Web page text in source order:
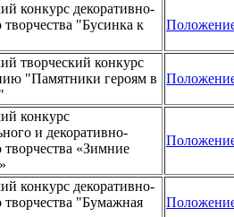
конкурс декоративно-
"Бусинка к
творческий конкурс
"Памятники героям в
конкурс
и декоративно-
творчества «Зимние
конкурс декоративно-
творчества "Бумажная